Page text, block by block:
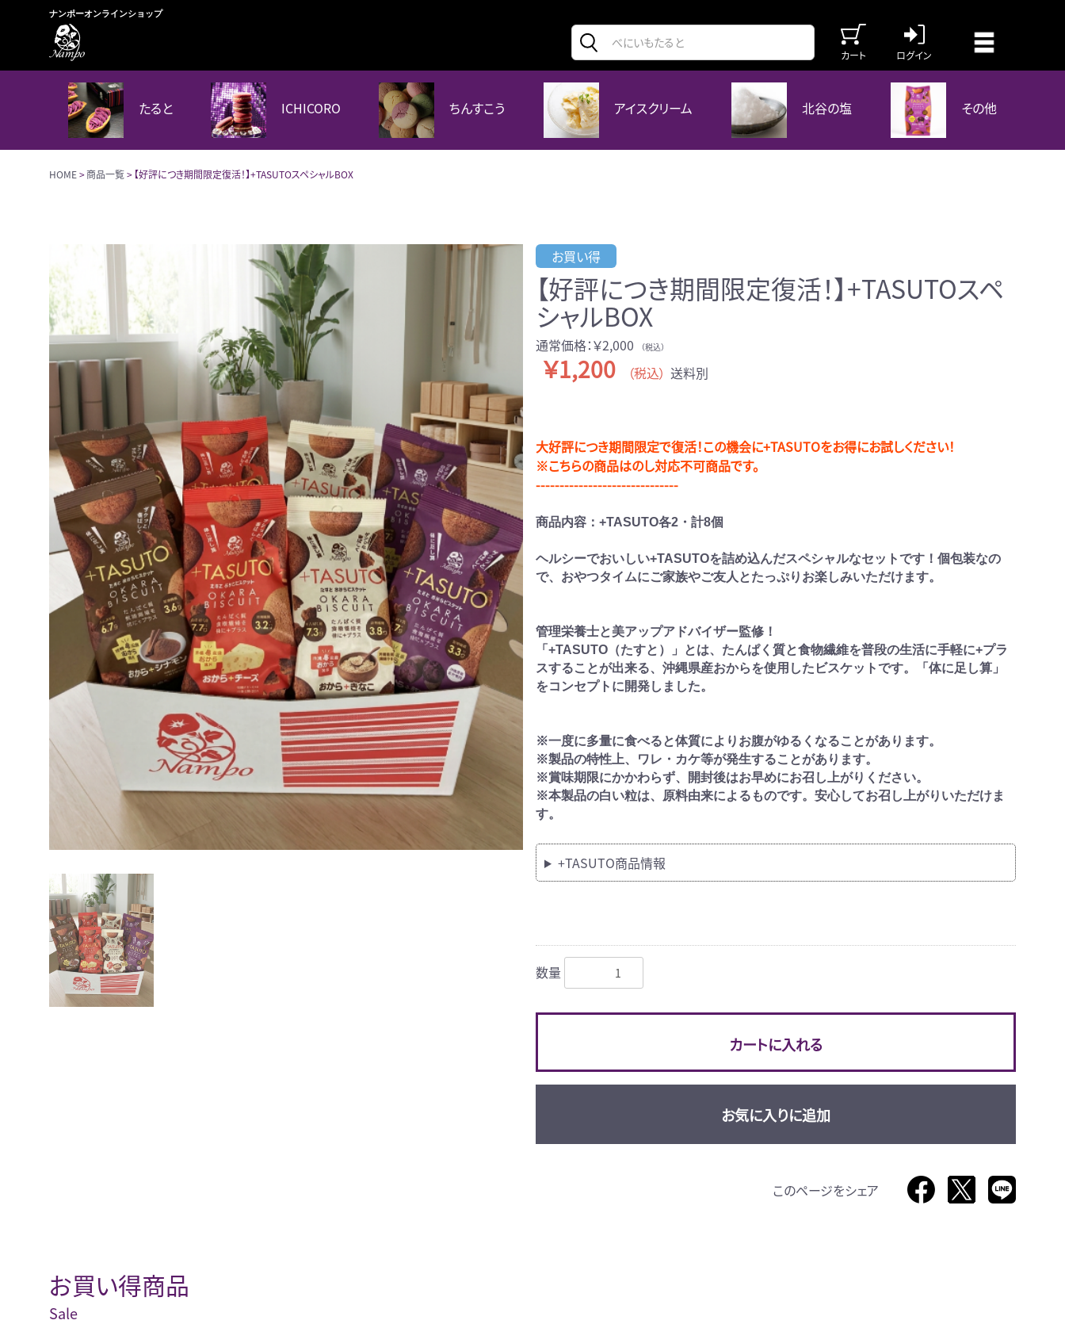
ナンポーオンラインショップ
カート ログイン
たると ICHICORO ちんすこう アイスクリーム 北谷の塩 その他
HOME 商品一覧 【好評につき期間限定復活！】+TASUTOスペシャルBOX
お買い得
【好評につき期間限定復活！】+TASUTOスペ
シャルBOX
通常価格：￥2,000 （税込）
￥1,200 （税込） 送料別
大好評につき期間限定で復活！この機会に+TASUTOをお得にお試しください！
※こちらの商品はのし対応不可商品です。
------------------------------
商品内容：+TASUTO各2・計8個
ヘルシーでおいしい+TASUTOを詰め込んだスペシャルなセットです！個包装なの
で、おやつタイムにご家族やご友人とたっぷりお楽しみいただけます。
管理栄養士と美アップアドバイザー監修！
「+TASUTO（たすと）」とは、たんぱく質と食物繊維を普段の生活に手軽に+プラ
スすることが出来る、沖縄県産おからを使用したビスケットです。「体に足し算」
をコンセプトに開発しました。
※一度に多量に食べると体質によりお腹がゆるくなることがあります。
※製品の特性上、ワレ・カケ等が発生することがあります。
※賞味期限にかかわらず、開封後はお早めにお召し上がりください。
※本製品の白い粒は、原料由来によるものです。安心してお召し上がりいただけま
す。
+TASUTO商品情報
数量
カートに入れる
お気に入りに追加
このページをシェア
お買い得商品
Sale